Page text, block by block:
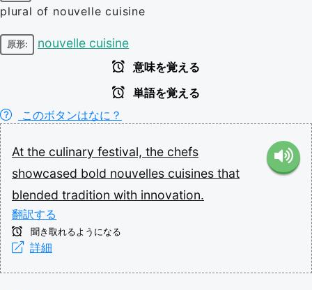
plural of nouvelle cuisine
原形: nouvelle cuisine
意味を覚える
単語を覚える
このボタンはなに？
At the culinary festival, the chefs
showcased bold nouvelles cuisines that
blended tradition with innovation.
翻訳する
聞き取れるようになる
詳細